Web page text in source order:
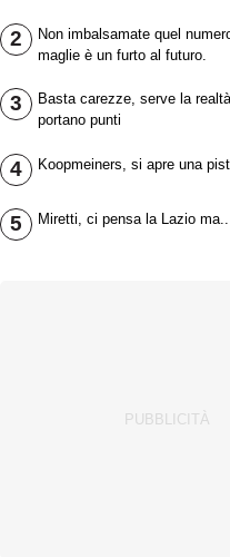
2
Non imbalsamate quel
maglie è un furto al futuro.
3
Basta carezze, serve la
portano punti
4 Koopmeiners, si apre una
5 Miretti, ci pensa la Lazio ma..